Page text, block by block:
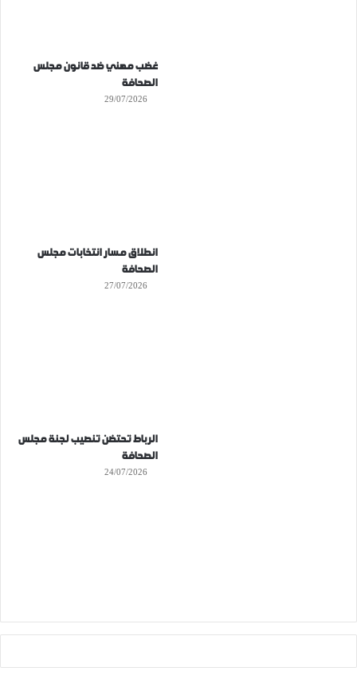
غضب مهني ضد قانون مجلس
الصحافة
29/07/2026
انطلاق مسار انتخابات مجلس
الصحافة
27/07/2026
الرباط تحتضن تنصيب لجنة مجلس
الصحافة
24/07/2026